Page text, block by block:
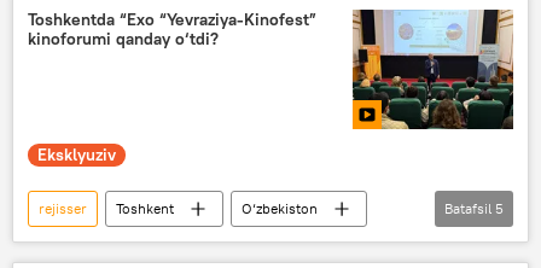
Toshkentda “Exo “Yevraziya-Kinofest”
kinoforumi qanday o‘tdi?
Eksklyuziv
rejisser Toshkent
O‘zbekiston
festival
kino film
Video
Batafsil 5